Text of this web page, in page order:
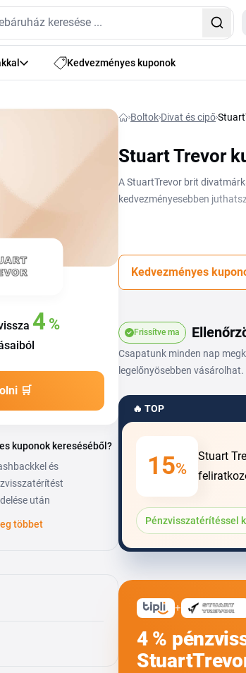
Kedvezményes kuponok
4 %
🛒
kuponok kereséséből?
és
után
többet
Boltok Divat és cipő
Stuart Trevor
A StuartTrevor brit
kedvezményesebben
Kedvezményes
Frissítve ma
Csapatunk minden nap
legelőnyösebben vásárolhat.
🔥 TOP
15%
Stuart
Pénzvisszatérítéssel
+
4 %